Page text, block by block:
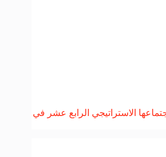
الاستراتيجي الرابع عشر في